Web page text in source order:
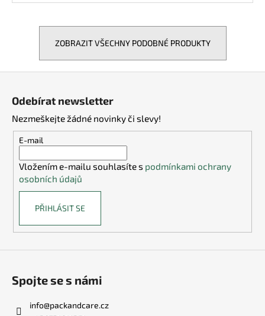
ZOBRAZIT VŠECHNY PODOBNÉ PRODUKTY
Odebírat newsletter
Nezmeškejte žádné novinky či slevy!
E-mail
Vložením e-mailu souhlasíte s podmínkami ochrany
osobních údajů
PŘIHLÁSIT SE
Spojte se s námi
info@packandcare.cz